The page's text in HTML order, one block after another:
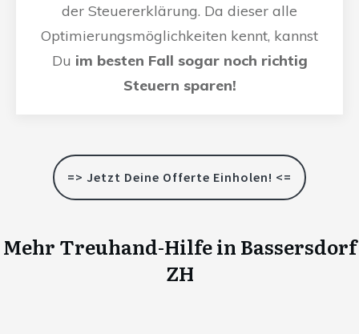
der Steuererklärung. Da dieser alle
Optimierungsmöglichkeiten kennt, kannst
Du im besten Fall sogar noch richtig
Steuern sparen!
=> Jetzt Deine Offerte Einholen! <=
Mehr Treuhand-Hilfe in Bassersdorf
ZH